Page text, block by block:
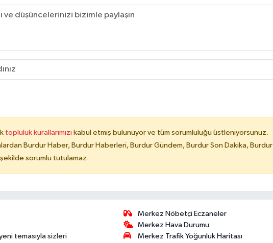
topluluk kurallarımızı kabul etmiş bulunuyor ve tüm sorumluluğu üstleniyorsunuz.
Burdur Haber, Burdur Haberleri, Burdur Gündem, Burdur Son Dakika, Burdur
şekilde sorumlu tutulamaz.
temasıyla sizleri
Merkez Nöbetçi Eczaneler
Merkez Hava Durumu
Merkez Trafik Yoğunluk Haritası